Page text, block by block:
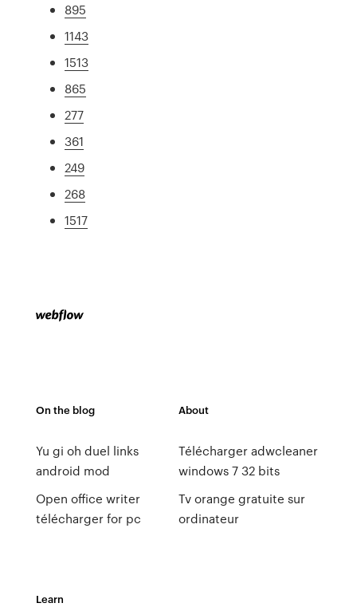
895
1143
1513
865
277
361
249
268
1517
On the blog
Yu gi oh duel links
android mod
Open office writer
télécharger for pc
About
Télécharger adwcleaner
windows 7 32 bits
Tv orange gratuite sur
ordinateur
Learn